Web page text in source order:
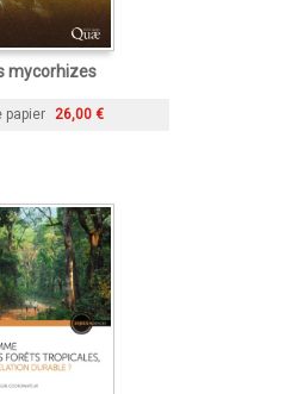
mycorhizes
papier 26,00 €